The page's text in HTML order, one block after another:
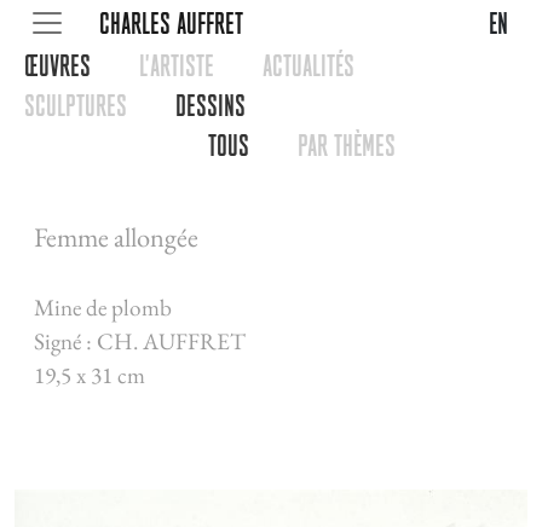
CHARLES AUFFRET
en
œUVRES
L'ARTISTE
ACTUALITéS
SCULPTURES
DESSINS
TOUS
PAR THèMES
Femme allongée
Mine de plomb
Signé : CH. AUFFRET
19,5 x 31 cm